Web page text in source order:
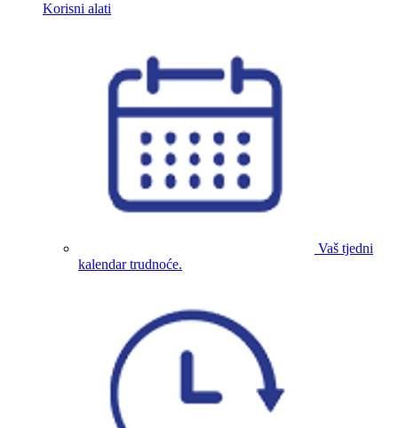
Korisni alati
Vaš tjedni
kalendar trudnoće.